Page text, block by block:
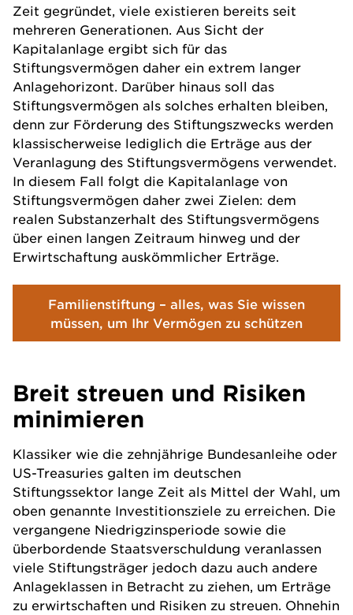
Zeit gegründet, viele existieren bereits seit
mehreren Generationen. Aus Sicht der
Kapitalanlage ergibt sich für das
Stiftungsvermögen daher ein extrem langer
Anlagehorizont. Darüber hinaus soll das
Stiftungsvermögen als solches erhalten bleiben,
denn zur Förderung des Stiftungszwecks werden
klassischerweise lediglich die Erträge aus der
Veranlagung des Stiftungsvermögens verwendet.
In diesem Fall folgt die Kapitalanlage von
Stiftungsvermögen daher zwei Zielen: dem
realen Substanzerhalt des Stiftungsvermögens
über einen langen Zeitraum hinweg und der
Erwirtschaftung auskömmlicher Erträge.
Familienstiftung – alles, was Sie wissen
müssen, um Ihr Vermögen zu schützen
Breit streuen und Risiken
minimieren
Klassiker wie die zehnjährige Bundesanleihe oder
US-Treasuries galten im deutschen
Stiftungssektor lange Zeit als Mittel der Wahl, um
oben genannte Investitionsziele zu erreichen. Die
vergangene Niedrigzinsperiode sowie die
überbordende Staatsverschuldung veranlassen
viele Stiftungsträger jedoch dazu auch andere
Anlageklassen in Betracht zu ziehen, um Erträge
zu erwirtschaften und Risiken zu streuen. Ohnehin